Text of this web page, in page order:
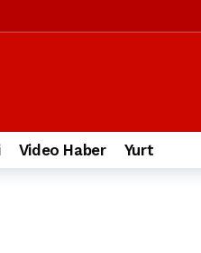
Video Haber Yurt